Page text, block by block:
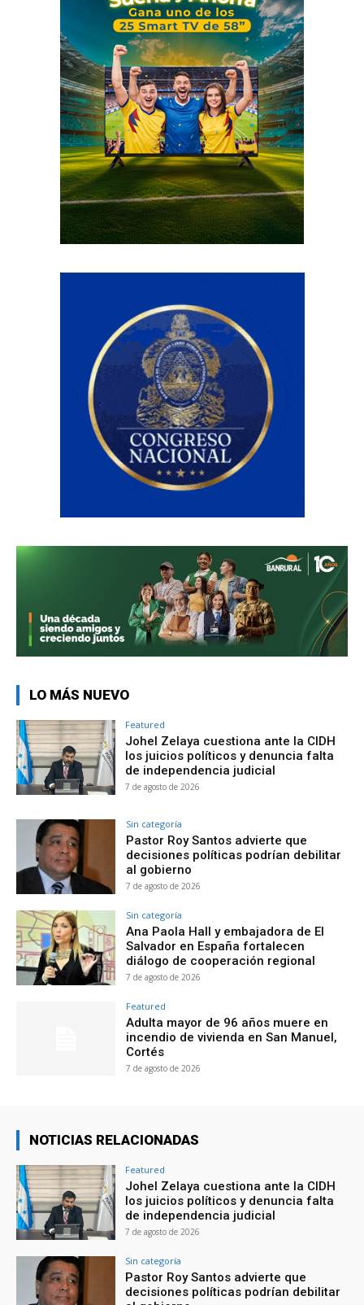
LO MÁS NUEVO
Featured
Johel Zelaya cuestiona ante la CIDH
los juicios políticos y denuncia falta
de independencia judicial
7 de agosto de 2026
Sin categoría
Pastor Roy Santos advierte que
decisiones políticas podrían debilitar
al gobierno
7 de agosto de 2026
Sin categoría
Ana Paola Hall y embajadora de El
Salvador en España fortalecen
diálogo de cooperación regional
7 de agosto de 2026
Featured
Adulta mayor de 96 años muere en
incendio de vivienda en San Manuel,
Cortés
7 de agosto de 2026
NOTICIAS RELACIONADAS
Featured
Johel Zelaya cuestiona ante la CIDH
los juicios políticos y denuncia falta
de independencia judicial
7 de agosto de 2026
Sin categoría
Pastor Roy Santos advierte que
decisiones políticas podrían debilitar